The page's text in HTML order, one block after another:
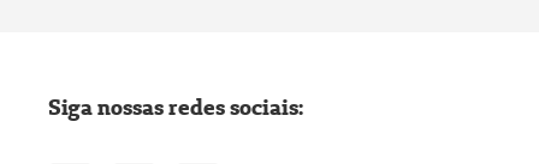
Siga nossas redes sociais: